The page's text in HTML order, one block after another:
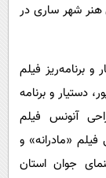
هنر شهر ساری در
برنامه‌ریز فیلم
دستیار و برنامه
آنونس فیلم
«مادرانه» و
جوان استان